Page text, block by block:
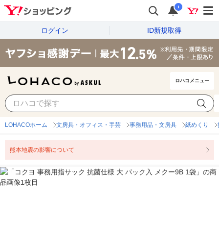
i
ログイン ID新規取得
ロハコメニュー
LOHACOホーム 文房具・オフィス・手芸 事務用品・文房具 紙めくり
熊本地震の影響について